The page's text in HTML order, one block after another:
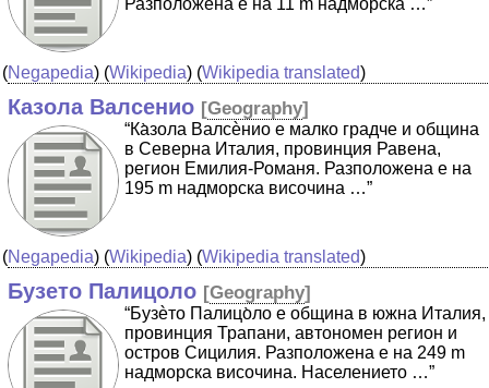
Разположена е на 11 m надморска …”
(Negapedia) (Wikipedia) (Wikipedia translated)
Казола Валсенио [Geography]
“Ка̀зола Валсѐнио е малко градче и община
в Северна Италия, провинция Равена,
регион Емилия-Романя. Разположена е на
195 m надморска височина …”
(Negapedia) (Wikipedia) (Wikipedia translated)
Бузето Палицоло [Geography]
“Бузѐто Палицо̀ло е община в южна Италия,
провинция Трапани, автономен регион и
остров Сицилия. Разположена е на 249 m
надморска височина. Населението …”